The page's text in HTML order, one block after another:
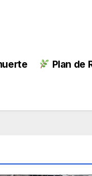
Plan de